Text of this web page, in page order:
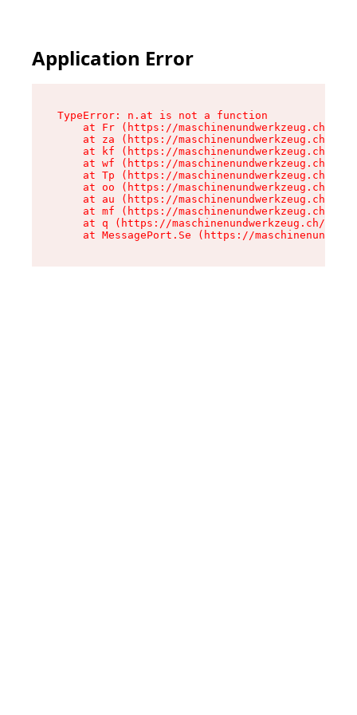
Application Error
TypeError: n.at is not a function
at Fr (https://maschinenundwerkzeug.ch/
at za (https://maschinenundwerkzeug.ch/
at kf (https://maschinenundwerkzeug.ch/
at wf (https://maschinenundwerkzeug.ch/
at Tp (https://maschinenundwerkzeug.ch/
at oo (https://maschinenundwerkzeug.ch/
at au (https://maschinenundwerkzeug.ch/
at mf (https://maschinenundwerkzeug.ch/
at q (https://maschinenundwerkzeug.ch/
at MessagePort.Se (https://